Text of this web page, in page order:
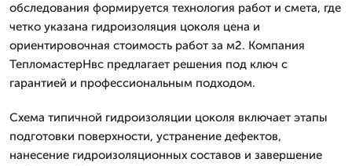
обследования формируется технология работ и смета, где
четко указана гидроизоляция цоколя цена и
ориентировочная стоимость работ за м2. Компания
ТепломастерНвс предлагает решения под ключ с
гарантией и профессиональным подходом.
Схема типичной гидроизоляции цоколя включает этапы
подготовки поверхности, устранение дефектов,
нанесение гидроизоляционных составов и завершение